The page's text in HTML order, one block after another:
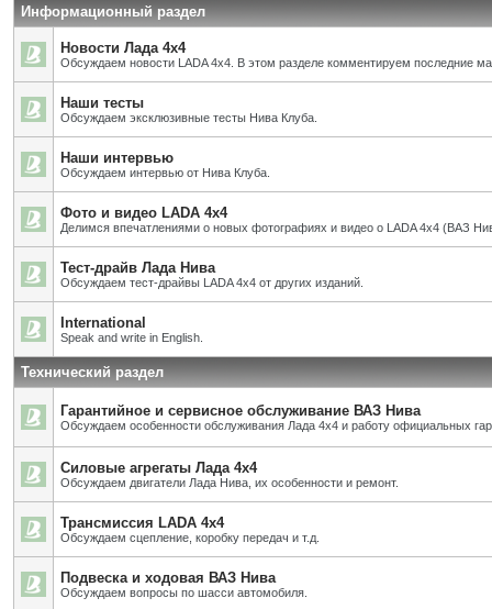
Информационный раздел
Новости Лада 4х4
Обсуждаем новости LADA 4x4. В этом разделе комментируем последние
Наши тесты
Обсуждаем эксклюзивные тесты Нива Клуба.
Наши интервью
Обсуждаем интервью от Нива Клуба.
Фото и видео LADA 4x4
Делимся впечатлениями о новых фотографиях и видео о LADA 4x4 (ВАЗ
Тест-драйв Лада Нива
Обсуждаем тест-драйвы LADA 4x4 от других изданий.
International
Speak and write in English.
Технический раздел
Гарантийное и сервисное обслуживание ВАЗ Нива
Обсуждаем особенности обслуживания Лада 4х4 и работу официальных
Силовые агрегаты Лада 4х4
Обсуждаем двигатели Лада Нива, их особенности и ремонт.
Трансмиссия LADA 4x4
Обсуждаем сцепление, коробку передач и т.д.
Подвеска и ходовая ВАЗ Нива
Обсуждаем вопросы по шасси автомобиля.